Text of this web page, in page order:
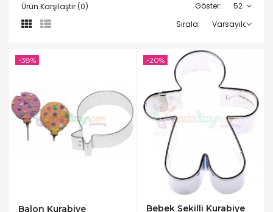
Ürün Karşılaştır (0)
Göster:
Sırala:
Balon Kurabiye
-38%
Bebek Şekilli Kurabiye
-20%